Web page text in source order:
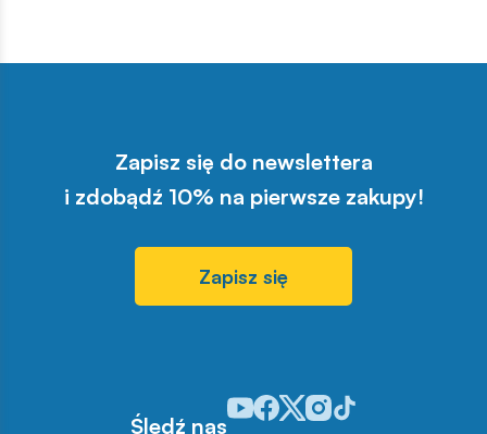
Zapisz się do newslettera
i zdobądź 10% na pierwsze zakupy!
Zapisz się
Śledź nas
Odwiedź nasz profil w serwisie
Odwiedź nasz profil w serwisie
Odwiedź nasz profil w
Odwiedź nasz profil w
Odwiedź nasz profil